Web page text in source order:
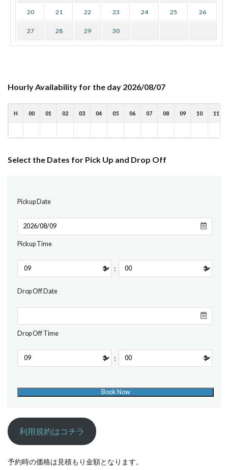
20 21 22 23 24 25 26
27 28 29 30
Hourly Availability for the day 2026/08/07
H 00 01 02 03 04 05 06 07 08 09 10 11
Select the Dates for Pick Up and Drop Off
Pickup Date
Pickup Time
:
Drop Off Date
Drop Off Time
:
利用規約はコチラ
予約時の価格は見積もり金額となります。